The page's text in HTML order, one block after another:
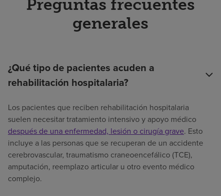
Preguntas frecuentes
generales
¿Qué tipo de pacientes acuden a
rehabilitación hospitalaria?
Los pacientes que reciben rehabilitación hospitalaria
suelen necesitar tratamiento intensivo y apoyo médico
después de una enfermedad, lesión o cirugía grave. Esto
incluye a las personas que se recuperan de un accidente
cerebrovascular, traumatismo craneoencefálico (TCE),
amputación, reemplazo articular u otro evento médico
complejo.